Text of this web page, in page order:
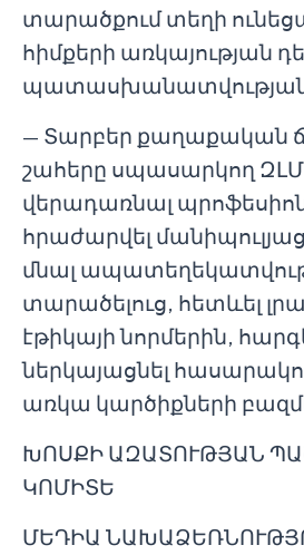
տարածքում տեղի
հիմքերի առկայության
պատասխանատվության
— Տարբեր քաղաքական
շահերը սպասարկող
վերադառնալ
հրաժարվել
մնալ
տարածելուց, հետևել
էթիկայի նորմերին,
ներկայացնել
առկա կարծիքների
ԽՈՍՔԻ ԱԶԱՏՈՒԹՅԱՆ
ԿՈՄԻՏԵ
ՄԵԴԻԱ